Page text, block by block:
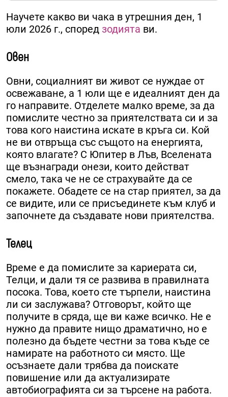
Научете какво ви чака в утрешния ден, 1
юли 2026 г., според зодията ви.
Овен
Овни, социалният ви живот се нуждае от
освежаване, а 1 юли ще е идеалният ден да
го направите. Отделете малко време, за да
помислите честно за приятелствата си и за
това кого наистина искате в кръга си. Кой
не ви отвръща със същото на енергията,
която влагате? С Юпитер в Лъв, Вселената
ще възнагради онези, които действат
смело, така че не се страхувайте да се
покажете. Обадете се на стар приятел, за да
се видите, или се присъединете към клуб и
започнете да създавате нови приятелства.
Телец
Време е да помислите за кариерата си,
Телци, и дали тя се развива в правилната
посока. Това, което сте търпели, наистина
ли си заслужава? Отговорът, който ще
получите в сряда, ще ви каже всичко. Не е
нужно да правите нищо драматично, но е
полезно да бъдете честни за това къде се
намирате на работното си място. Ще
осъзнаете дали трябва да поискате
повишение или да актуализирате
автобиографията си за търсене на работа.